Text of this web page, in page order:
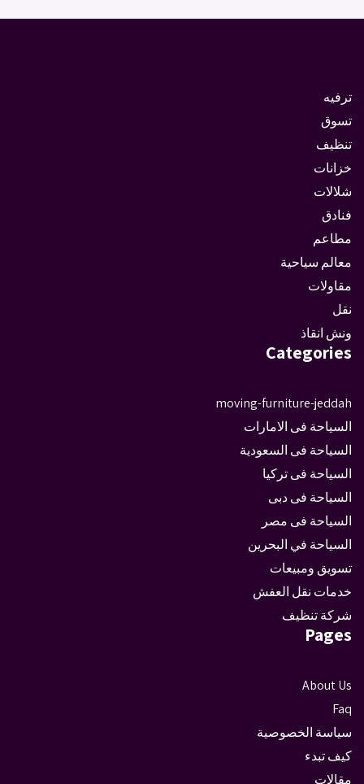
ترفيه
تسوق
تنظيف
خزانات
شلالات
فنادق
مطاعم
معالم سياحية
مقاولات
نقل
ونش انقاذ
Categories
moving-furniture-jeddah
السياحة فى الامارات
السياحة فى السعودية
السياحة فى تركيا
السياحة فى دبى
السياحة فى مصر
السياحة في البحرين
تسويق ومبيعات
خدمات نقل العفش
شركة تنظيف
Pages
About Us
Faq
سياسة الخصوصية
كيف تبدء
مقالات